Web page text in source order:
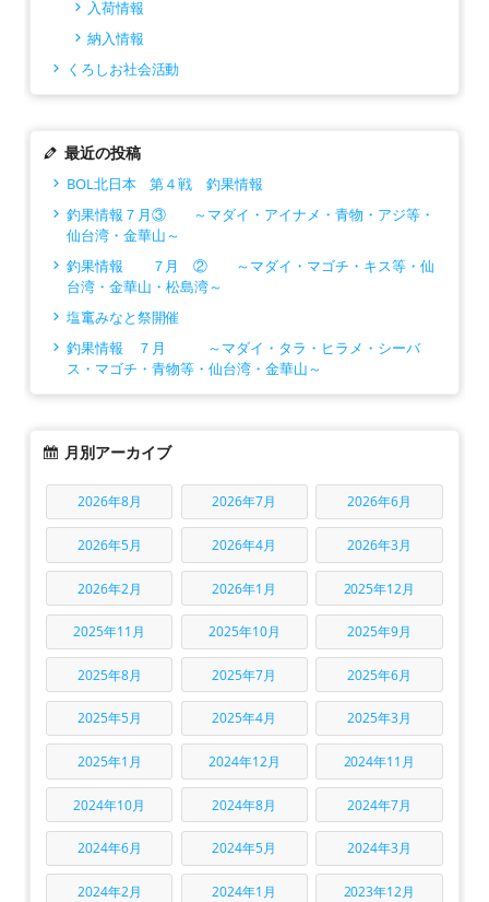
入荷情報
納入情報
くろしお社会活動
最近の投稿
BOL北日本 第４戦 釣果情報
釣果情報７月③ ～マダイ・アイナメ・青物・アジ等・
仙台湾・金華山～
釣果情報 ７月 ② ～マダイ・マゴチ・キス等・仙
台湾・金華山・松島湾～
塩竃みなと祭開催
釣果情報 ７月 ～マダイ・タラ・ヒラメ・シーバ
ス・マゴチ・青物等・仙台湾・金華山～
月別アーカイブ
2026年8月 2026年7月 2026年6月
2026年5月 2026年4月 2026年3月
2026年2月 2026年1月 2025年12月
2025年11月 2025年10月 2025年9月
2025年8月 2025年7月 2025年6月
2025年5月 2025年4月 2025年3月
2025年1月 2024年12月 2024年11月
2024年10月 2024年8月 2024年7月
2024年6月 2024年5月 2024年3月
2024年2月 2024年1月 2023年12月